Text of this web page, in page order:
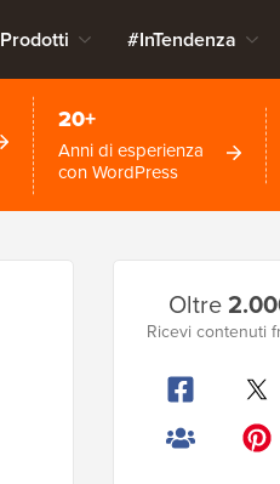
Prodotti #InTendenza
20+
Anni di esperienza
con WordPress
laterale
principale
Oltre
Ricevi contenuti